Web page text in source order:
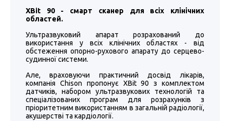
XBit 90 - смарт сканер для всіх клінічних
областей.
Ультразвуковий апарат розрахований до
використання у всіх клінічних областях - від
обстеження опорно-рухового апарату до серцево-
судинної системи.
Але, враховуючи практичний досвід лікарів,
компанія Chison пропонує XBit 90 з комплектом
датчиків, набором ультразвукових технологій та
спеціалізованих програм для розрахунків з
пріоритетним використанням в загальній радіології,
акушерстві та кардіології.